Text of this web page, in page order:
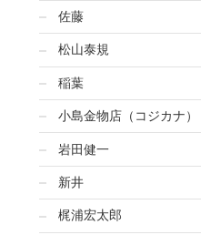
佐藤
松山泰規
稲葉
小島金物店（コジカナ）
岩田健一
新井
梶浦宏太郎